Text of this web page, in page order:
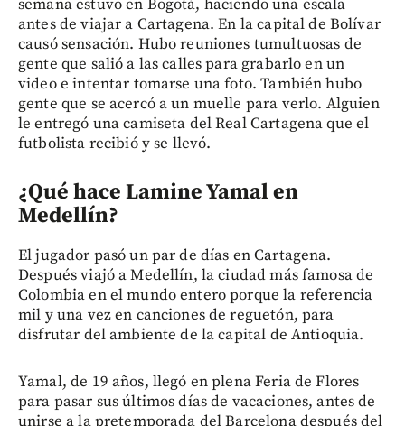
semana estuvo en Bogotá, haciendo una escala
antes de viajar a Cartagena. En la capital de Bolívar
causó sensación. Hubo reuniones tumultuosas de
gente que salió a las calles para grabarlo en un
video e intentar tomarse una foto. También hubo
gente que se acercó a un muelle para verlo. Alguien
le entregó una camiseta del Real Cartagena que el
futbolista recibió y se llevó.
¿Qué hace Lamine Yamal en
Medellín?
El jugador pasó un par de días en Cartagena.
Después viajó a Medellín, la ciudad más famosa de
Colombia en el mundo entero porque la referencia
mil y una vez en canciones de reguetón, para
disfrutar del ambiente de la capital de Antioquia.
Yamal, de 19 años, llegó en plena Feria de Flores
para pasar sus últimos días de vacaciones, antes de
unirse a la pretemporada del Barcelona después del